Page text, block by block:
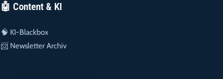
🤖 Content & KI
🧠 KI-Blackbox
📨 Newsletter Archiv